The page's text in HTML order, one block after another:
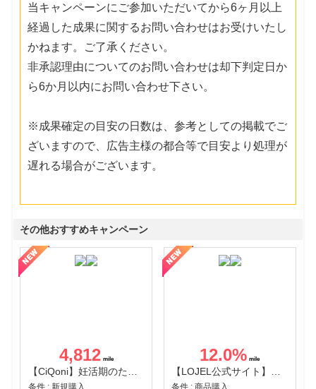
当キャンペーンにご参加いただいてから6ヶ月以上
経過した成果に関するお問い合わせはお受けいたし
かねます。ご了承ください。
非承認理由についてのお問い合わせは却下判定日か
ら6か月以内にお問い合わせ下さい。
※成果確定の目安の日数は、参考としての掲載でご
ざいますので、広告主様の都合等で目安より処理が
遅れる場合がございます。
その他おすすめキャンペーン
4,812
【CiQoni】妊活期のための葉酸サプリ
条件 : 新規購入
12.0%
【LOJEL公式サイト】スーツケース・バッグ
条件 : 商品購入